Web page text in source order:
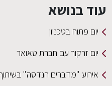
עוד בנושא
יום פתוח בטכניון
יום זרקור עם חברת טאואר
אירוע "מדברים הנדסה" בשיתוף